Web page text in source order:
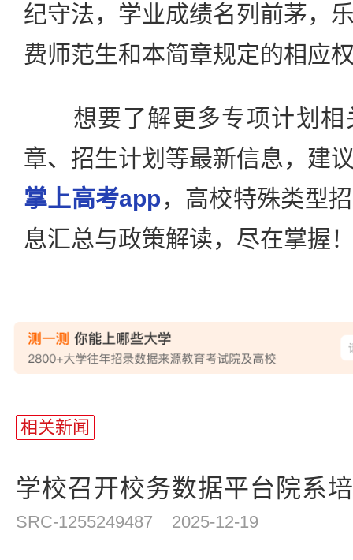
纪守法，学业成绩名列前茅，
费师范生和本简章规定的相应
想要了解更多专项计划相
章、招生计划等最新信息，建
掌上高考app ，高校特殊类型
息汇总与政策解读，尽在掌握
相关新闻
学校召开校务数据平台院系
SRC-1255249487 2025-12-19